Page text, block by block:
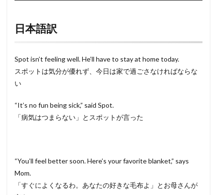
日本語訳
Spot isn’t feeling well. He’ll have to stay at home today.
スポットは気分が優れず、今日は家で過ごさなければならな
い
“It’s no fun being sick,” said Spot.
「病気はつまらない」とスポットが言った
“You’ll feel better soon. Here’s your favorite blanket,” says
Mom.
「すぐによくなるわ。あなたの好きな毛布よ」とお母さんが